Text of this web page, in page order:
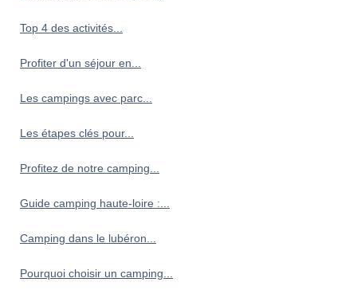
Top 4 des activités...
Profiter d'un séjour en...
Les campings avec parc...
Les étapes clés pour...
Profitez de notre camping...
Guide camping haute-loire :...
Camping dans le lubéron...
Pourquoi choisir un camping...